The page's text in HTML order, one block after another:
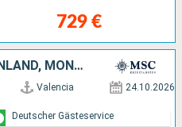
729 €
SPANIEN, ITALIEN, GRIECHENLAND, MONTENEGRO
Valencia 24.10.2026
Deutscher Gästeservice